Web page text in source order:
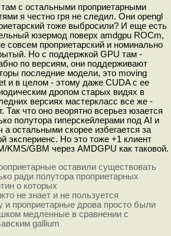
там с остальными проприетарными
я честно гря не следил. Они opengl
тоже выбросили? И еще есть
юзермод поверх amdgpu ROCm,
совсем проприетарский и номинально
Но с поддержкой GPU там -
по версиям, они поддерживают
последние модели, это moving
и в целом - этому даже CUDA с ее
дропом старых видях в
версиях мастеркласс все же -
Так что оно веорятно всерьез юзается
полутора гиперскейлерами под AI и
а остальными скорее избегается за
экспериенс. Но это тоже +1 клиент
KMS/GBM через AMDGPU как таковой.
оставили существовать
ради полутора проприетарных
о которых
не знает и не пользуется
и проприетарные дрова просто были
медленные в сравнении с
gallium